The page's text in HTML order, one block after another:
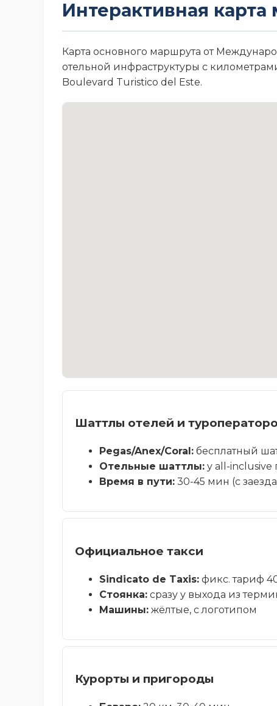
Интерактивная
Карта основного маршрута от
отельной инфраструктуры с
Boulevard Turistico del Este.
Шаттлы отелей и
Pegas/Anex/Coral: бесплатный
Отельные шаттлы: у all-inclusive
Время в пути: 30-45 мин (с
Официальное такси
Sindicato de Taxis: фикс. тариф
Стоянка: сразу у выхода из
Машины: жёлтые, с логотипом
Курорты и пригороды